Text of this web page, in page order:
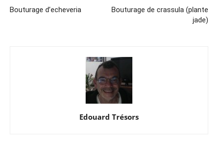
Bouturage d’echeveria
Bouturage de crassula (plante
jade)
Edouard Trésors